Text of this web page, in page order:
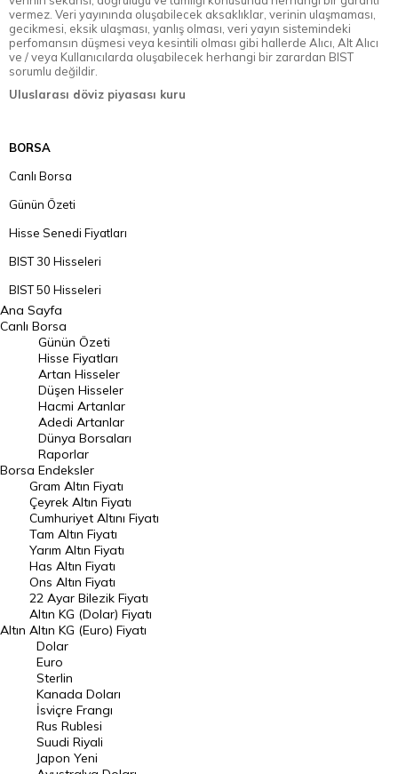
vermez. Veri yayınında oluşabilecek aksaklıklar, verinin ulaşmaması,
gecikmesi, eksik ulaşması, yanlış olması, veri yayın sistemindeki
perfomansın düşmesi veya kesintili olması gibi hallerde Alıcı, Alt Alıcı
ve / veya Kullanıcılarda oluşabilecek herhangi bir zarardan BIST
sorumlu değildir.
Uluslarası döviz piyasası kuru
BORSA
Canlı Borsa
Günün Özeti
Hisse Senedi Fiyatları
BIST 30 Hisseleri
BIST 50 Hisseleri
BIST 100 Hisseleri
En Çok Artan Hisseler
En Çok Düşen Hisseler
Hacmi Artanlar
Geçmiş Kapanışlar
Dünya Borsaları
Raporlar
Endeksler
DÖVİZ
Döviz Kuru
Dolar Kuru
Euro Kuru
Pound Kuru
Frank Kuru
Riyal Kuru
Avustralya Doları
Ana Sayfa
Canlı Borsa
Borsa
Günün Özeti
Hisse Fiyatları
Artan Hisseler
Düşen Hisseler
Hacmi Artanlar
Adedi Artanlar
Dünya Borsaları
Raporlar
Endeksler
Altın
Gram Altın Fiyatı
Çeyrek Altın Fiyatı
Cumhuriyet Altını Fiyatı
Tam Altın Fiyatı
Yarım Altın Fiyatı
Has Altın Fiyatı
Ons Altın Fiyatı
22 Ayar Bilezik Fiyatı
Altın KG (Dolar) Fiyatı
Altın KG (Euro) Fiyatı
Dolar
Euro
Sterlin
Kanada Doları
İsviçre Frangı
Rus Rublesi
Suudi Riyali
Japon Yeni